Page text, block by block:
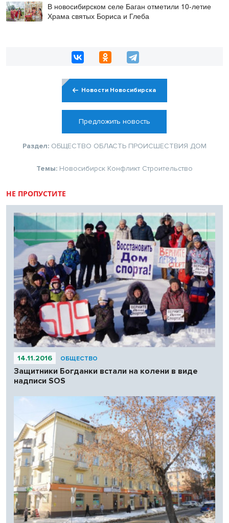
В новосибирском селе Баган отметили 10-летие
Храма святых Бориса и Глеба
Новости Новосибирска
Предложить новость
Раздел: ОБЩЕСТВО ОБЛАСТЬ ПРОИСШЕСТВИЯ ДОМ
Темы: Новосибирск Конфликт Строительство
НЕ ПРОПУСТИТЕ
14.11.2016 ОБЩЕСТВО
Защитники Богданки встали на колени в виде
надписи SOS